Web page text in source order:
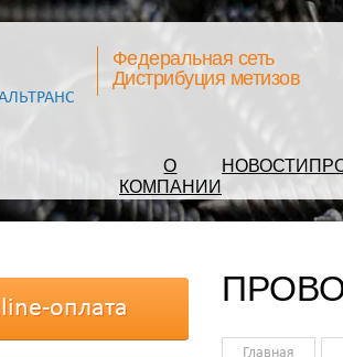
Федеральная сеть
Дистрибуция метизов
О
КОМПАНИИ
НОВОСТИ
оплата
Главная